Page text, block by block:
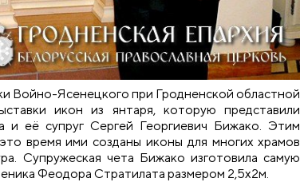
Войно-Ясенецкого при Гродненской областной
икон из янтаря, которую представили
и её супруг Сергей Георгиевич Бижако. Этим
время ими созданы иконы для многих храмов
Супружеская чета Бижако изготовила самую
Феодора Стратилата размером 2,5х2м.